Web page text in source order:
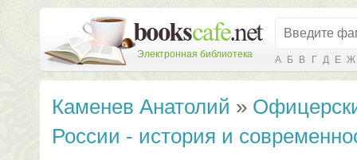
Электронная библиотека А Б В Г Д Е Ж
Каменев Анатолий »
России - история и